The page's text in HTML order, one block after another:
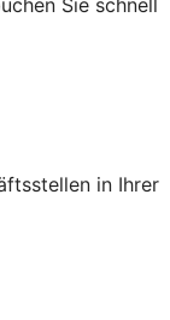
in Ihrer